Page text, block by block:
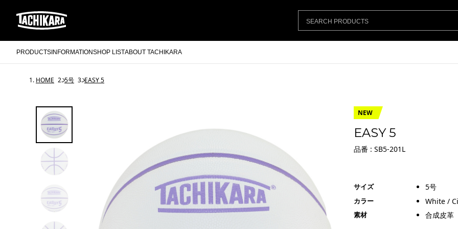
PRODUCTS INFORMATIONSHOP LISTABOUT TACHIKARA
HOME 5号 EASY 5
NEW
EASY 5
品番 : SB5-201L
サイズ 5号
カラー White /
素材 合成皮革